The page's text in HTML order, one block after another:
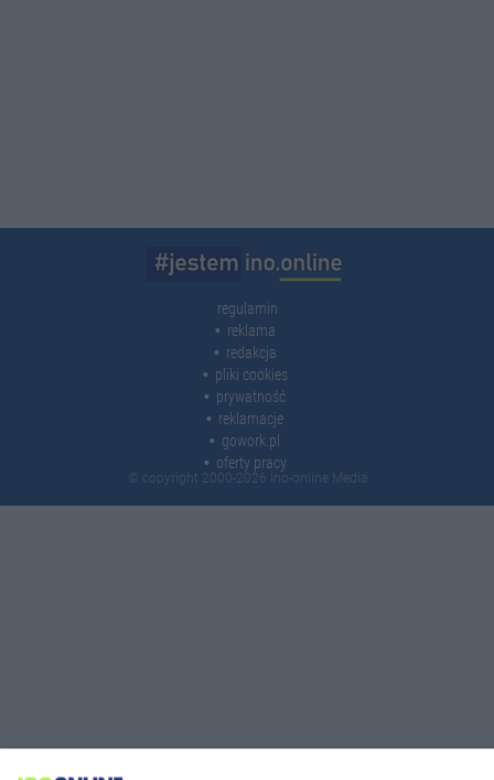
regulamin
reklama
redakcja
pliki cookies
prywatność
reklamacje
gowork.pl
oferty pracy
© copyright 2000-2026 Ino-online Media